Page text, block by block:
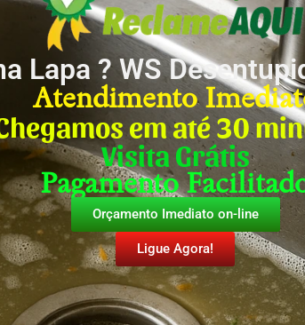
Lapa ? WS
Atendimento
em até 30
Visita Grátis
Pagamento
Orçamento Imediato on-line
Ligue Agora!